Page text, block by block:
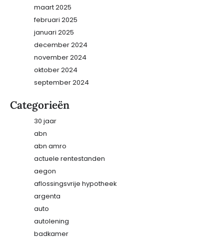
maart 2025
februari 2025
januari 2025
december 2024
november 2024
oktober 2024
september 2024
Categorieën
30 jaar
abn
abn amro
actuele rentestanden
aegon
aflossingsvrije hypotheek
argenta
auto
autolening
badkamer